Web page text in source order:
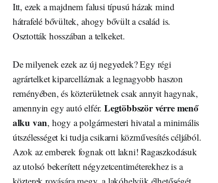
Itt, ezek a majdnem falusi típusú házak mind
hátrafelé bővültek, ahogy bővült a család is.
Osztották hosszában a telkeket.
De milyenek ezek az új negyedek? Egy régi
agrártelket kiparcelláznak a legnagyobb haszon
reményében, és közterületnek csak annyit hagynak,
amennyin egy autó elfér. Legtöbbször vérre menő
alku van, hogy a polgármesteri hivatal a minimális
útszélességet ki tudja csikarni közművesítés céljából.
Azok az emberek fognak ott lakni! Ragaszkodásuk
az utolsó bekerített négyzetcentiméterekhez is a